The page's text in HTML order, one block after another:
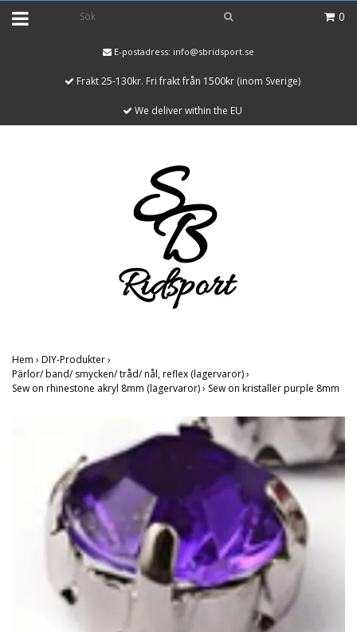
0
E-postadress: info@sbridsport.se
Frakt 25-130kr. Fri frakt från 1500kr (inom Sverige)
We deliver within the EU
Hem › DIY-Produkter›
Pärlor/ band/ smycken/ tråd/ nål, reflex (lagervaror)›
Sew on rhinestone akryl 8mm (lagervaror)› Sew on kristaller purple 8mm